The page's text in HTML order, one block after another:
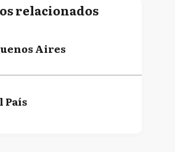
relacionados
Aires
País